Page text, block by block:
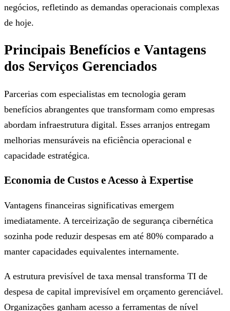
negócios, refletindo as demandas operacionais complexas
de hoje.
Principais Benefícios e Vantagens
dos Serviços Gerenciados
Parcerias com especialistas em tecnologia geram
benefícios abrangentes que transformam como empresas
abordam infraestrutura digital. Esses arranjos entregam
melhorias mensuráveis na eficiência operacional e
capacidade estratégica.
Economia de Custos e Acesso à Expertise
Vantagens financeiras significativas emergem
imediatamente. A terceirização de segurança cibernética
sozinha pode reduzir despesas em até 80% comparado a
manter capacidades equivalentes internamente.
A estrutura previsível de taxa mensal transforma TI de
despesa de capital imprevisível em orçamento gerenciável.
Organizações ganham acesso a ferramentas de nível